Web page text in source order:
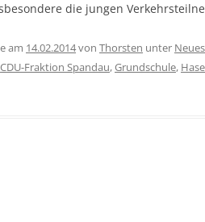
die jungen
am 14.02.2014von Thorsten unter
CDU-Fraktion Spandau,Grundschule,